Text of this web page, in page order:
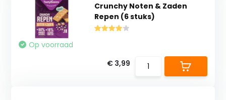
Crunchy Noten & Zaden
Repen (6 stuks)
Op voorraad
€ 3,99